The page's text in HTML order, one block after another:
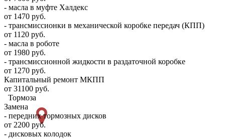
- масла в муфте Халдекс
от 1470 руб.
- трансмиссионки в механической коробке передач (КПП)
от 1120 руб.
- масла в роботе
от 1980 руб.
- трансмиссионной жидкости в раздаточной коробке
от 1270 руб.
Капитальный ремонт МКПП
от 31100 руб.
Тормоза
Замена
- передних тормозных дисков
от 2200 руб.
- дисковых колодок